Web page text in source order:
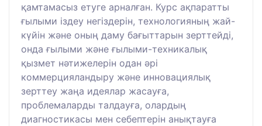
қамтамасыз етуге арналған. Курс ақпаратты
ғылыми іздеу негіздерін, технологияның жай-
күйін және оның даму бағыттарын зерттейді,
онда ғылыми және ғылыми-техникалық
қызмет нәтижелерін одан әрі
коммерцияландыру және инновациялық
зерттеу жаңа идеялар жасауға,
проблемаларды талдауға, олардың
диагностикасы мен себептерін анықтауға